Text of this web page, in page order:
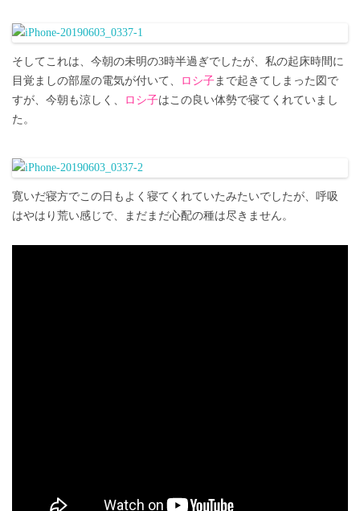
そしてこれは、今朝の未明の3時半過ぎでしたが、私の起床時間に
目覚ましの部屋の電気が付いて、
ロシ子まで起きてしまった図で
すが、今朝も涼しく、
ロシ子はこの良い体勢で寝てくれていまし
た。
寛いだ寝方でこの日もよく寝てくれていたみたいでしたが、呼吸
はやはり荒い感じで、まだまだ心配の種は尽きません。